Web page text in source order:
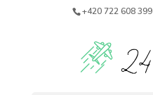
+420 722 608 399